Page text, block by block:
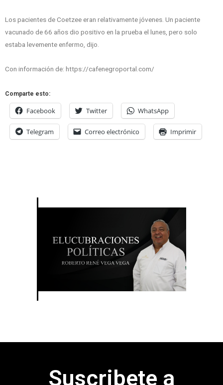
Los pacientes de Coetzee eran relativamente jóvenes. Un paciente
vacunado de 66 años dio positivo en la prueba el lunes, pero solo
estaba levemente enfermo, dijo.
Con información de: https://cafenegroportal.com/
Comparte esto:
Facebook Twitter WhatsApp
Telegram Correo electrónico Imprimir
Suscribete a